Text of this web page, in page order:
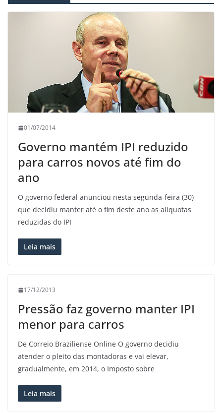
01/07/2014
Governo mantém IPI reduzido
para carros novos até fim do
ano
O governo federal anunciou nesta segunda-feira (30)
que decidiu manter até o fim deste ano as alíquotas
reduzidas do IPI
Leia mais
17/12/2013
Pressão faz governo manter IPI
menor para carros
De Correio Braziliense Online O governo decidiu
atender o pleito das montadoras e vai elevar,
gradualmente, em 2014, o Imposto sobre
Leia mais